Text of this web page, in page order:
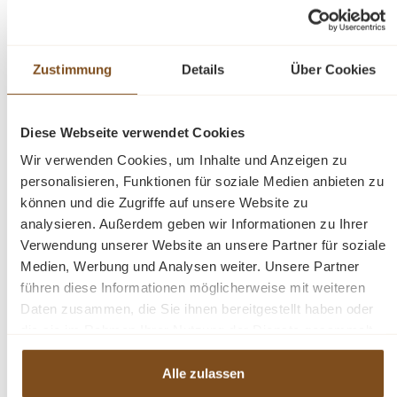
Zustimmung Details Über Cookies
Diese Webseite verwendet Cookies
Wir verwenden Cookies, um Inhalte und Anzeigen zu
personalisieren, Funktionen für soziale Medien anbieten zu
können und die Zugriffe auf unsere Website zu
analysieren. Außerdem geben wir Informationen zu Ihrer
Verwendung unserer Website an unsere Partner für soziale
Medien, Werbung und Analysen weiter. Unsere Partner
führen diese Informationen möglicherweise mit weiteren
Daten zusammen, die Sie ihnen bereitgestellt haben oder
haben.
Alle zulassen
Gewicht: 9,05 kg
Metallgestell
Stoffbezug
Unsere Stuhl Kollektion besteht aus robusten,
funktionalen Stühlen mit starkem und
selbstbewusstem Charakter. Industrial steht für cooles
und robustes Design, manchmal mit echtem Vintage-
Look. Der Trick liegt in der richtigen Kombination und
der Qualität der verwendeten Materialien.